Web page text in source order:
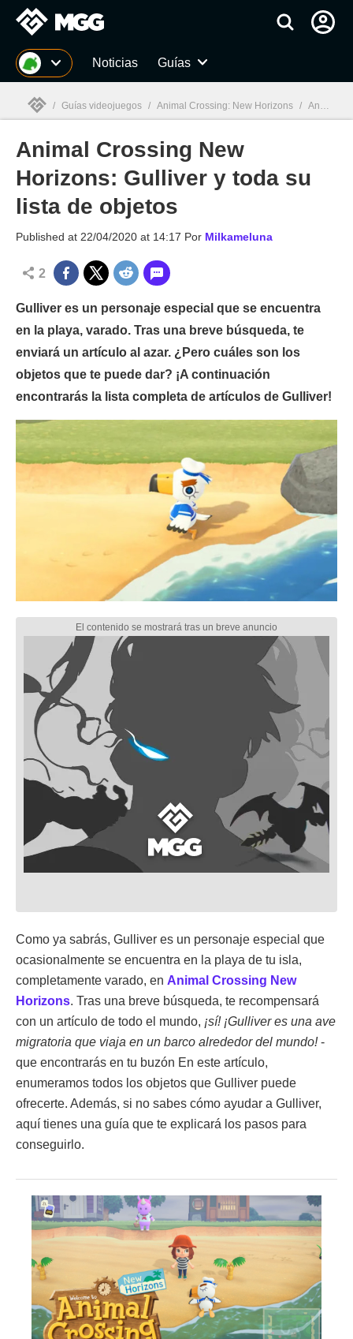
MGG Noticias Guías
MGG
/ Guías videojuegos / Animal Crossing: New Horizons / Animal Crossing New Horizons: Gulliver y toda su lista de objetos
Animal Crossing New
Horizons: Gulliver y toda su
lista de objetos
Published at 22/04/2020 at 14:17 Por Milkameluna
2
Gulliver es un personaje especial que se encuentra
en la playa, varado. Tras una breve búsqueda, te
enviará un artículo al azar. ¿Pero cuáles son los
objetos que te puede dar? ¡A continuación
encontrarás la lista completa de artículos de Gulliver!
Como ya sabrás, Gulliver es un personaje especial que
ocasionalmente se encuentra en la playa de tu isla,
completamente varado, en Animal Crossing New
Horizons. Tras una breve búsqueda, te recompensará
con un artículo de todo el mundo, ¡sí! ¡Gulliver es una ave
migratoria que viaja en un barco alrededor del mundo!-
que encontrarás en tu buzón En este artículo,
enumeramos todos los objetos que Gulliver puede
ofrecerte. Además, si no sabes cómo ayudar a Gulliver,
aquí tienes una guía que te explicará los pasos para
conseguirlo.